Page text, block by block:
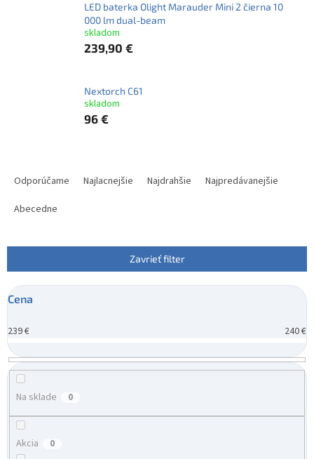
LED baterka Olight Marauder Mini 2 čierna 10
000 lm dual-beam
skladom
239,90 €
Nextorch C61
skladom
96 €
p
r
o
u
k
t
o
Odporúčame Najlacnejšie Najdrahšie
Najpredávanejšie
Abecedne
Zavrieť filter
Cena
239€ 240€
Na sklade 0
Akcia 0